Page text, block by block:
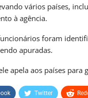
vários países,
à agência.
foram
apuradas.
apela aos países
Twitter
MATO GROSSO DO SUL
Crimes Cometidos…
PRIMEIRA HORA ONLINE